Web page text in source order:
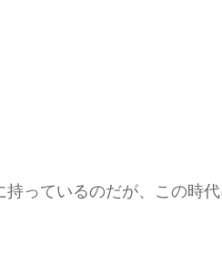
っているのだが、この時